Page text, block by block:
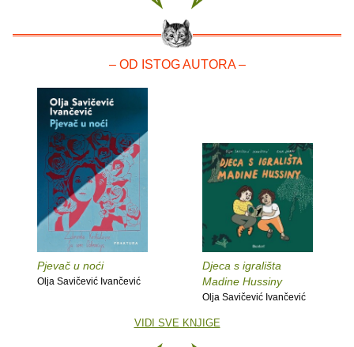
– OD ISTOG AUTORA –
Pjevač u noći
Olja Savičević Ivančević
Djeca s igrališta
Madine Hussiny
Olja Savičević Ivančević
VIDI SVE KNJIGE